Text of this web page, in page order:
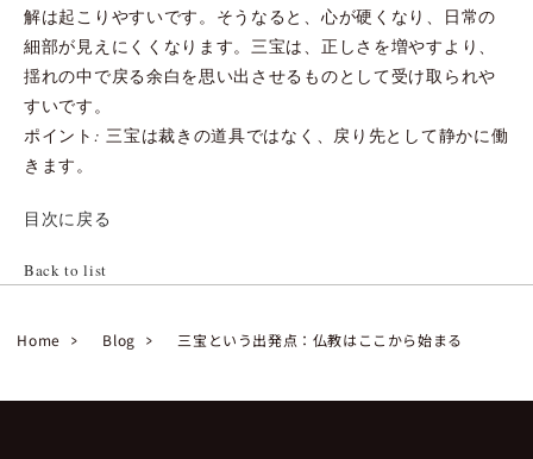
解は起こりやすいです。そうなると、心が硬くなり、日常の
細部が見えにくくなります。三宝は、正しさを増やすより、
揺れの中で戻る余白を思い出させるものとして受け取られや
すいです。
ポイント: 三宝は裁きの道具ではなく、戻り先として静かに働
きます。
目次に戻る
Back to list
Home Blog 三宝という出発点：仏教はここから始まる